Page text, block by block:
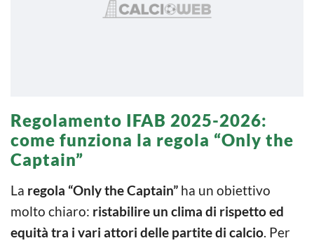
Regolamento IFAB 2025-2026:
come funziona la regola “Only the
Captain”
La regola “Only the Captain” ha un obiettivo
molto chiaro: ristabilire un clima di rispetto ed
equità tra i vari attori delle partite di calcio . Per